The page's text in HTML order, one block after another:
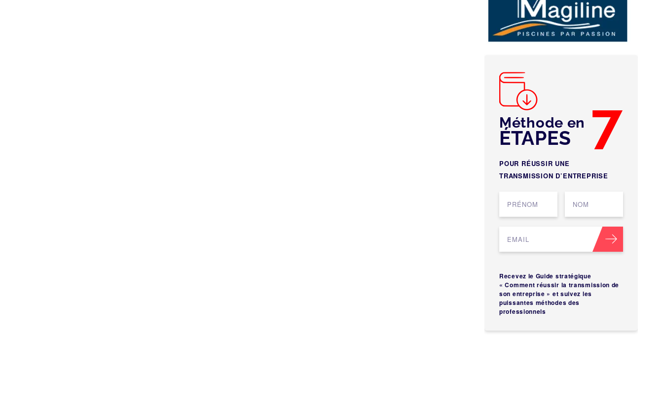
Méthode en 7
ÉTAPES
POUR RÉUSSIR UNE
TRANSMISSION D’ENTREPRISE
Recevez le Guide stratégique
« Comment réussir la transmission de
son entreprise » et suivez les
puissantes méthodes des
professionnels